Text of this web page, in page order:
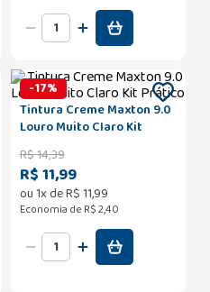
-17%
Tintura Creme Maxton 9.0
Louro Muito Claro Kit
Prático
R$14,39
R$ 11,99
ou1x deR$11,99
Economia de R$ 2,40